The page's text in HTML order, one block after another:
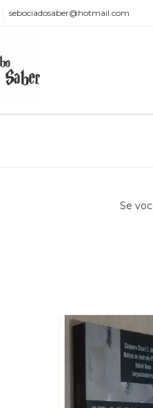
sebociadosaber@hotmail.com
Se